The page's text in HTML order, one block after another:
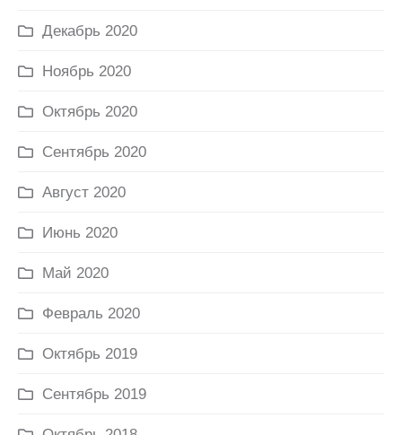
Декабрь 2020
Ноябрь 2020
Октябрь 2020
Сентябрь 2020
Август 2020
Июнь 2020
Май 2020
Февраль 2020
Октябрь 2019
Сентябрь 2019